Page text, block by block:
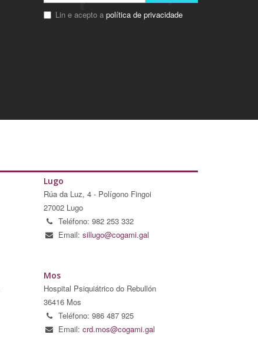
Lin e acepto a política de privacidade
Lugo
Rúa da Luz, 4 - Polígono Fingoi
27002 Lugo
Teléfono: 982 253 332
Email: sillugo@cogami.gal
Mos
Hospital Psiquiátrico do Rebullón
36416 Mos
Teléfono: 986 487 925
Email: crd.mos@cogami.gal